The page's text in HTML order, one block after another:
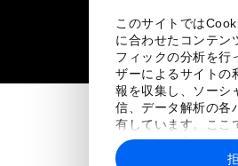
このサイトでは
に合わせたコンテン
フィックの分析を行
ザーによるサイトの
報を収集し、ソーシ
信、データ解析の各
有しています。ここ
ユーザーが各パー
報や各パートナーの